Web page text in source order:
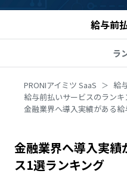
給与前
ラ
PRONIアイミツ SaaS
給
給与前払いサービスのランキ
金融業界へ導入実績がある
金融業界へ導入実績
ス1選ランキング